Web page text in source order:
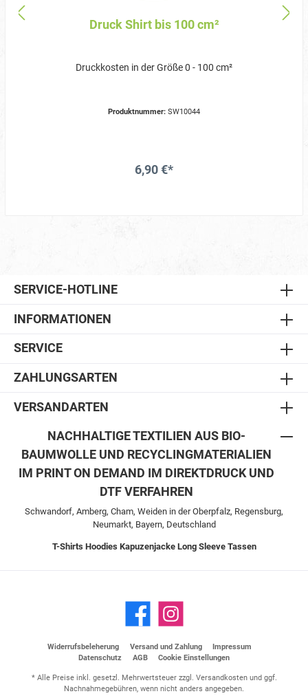
Druck Shirt bis 100 cm²
Druckkosten in der Größe 0 - 100 cm²
Produktnummer: SW10044
6,90 €*
SERVICE-HOTLINE
INFORMATIONEN
SERVICE
ZAHLUNGSARTEN
VERSANDARTEN
NACHHALTIGE TEXTILIEN AUS BIO-
BAUMWOLLE UND RECYCLINGMATERIALIEN
IM PRINT ON DEMAND IM DIREKTDRUCK UND
DTF VERFAHREN
Schwandorf, Amberg, Cham, Weiden in der Oberpfalz, Regensburg,
Neumarkt, Bayern, Deutschland
T-Shirts Hoodies Kapuzenjacke Long Sleeve Tassen
Widerrufsbeleherung Versand und Zahlung
Impressum
Datenschutz
AGB Cookie Einstellungen
* Alle Preise inkl. gesetzl. Mehrwertsteuer zzgl. Versandkostenund ggf.
Nachnahmegebühren, wenn nicht anders angegeben.